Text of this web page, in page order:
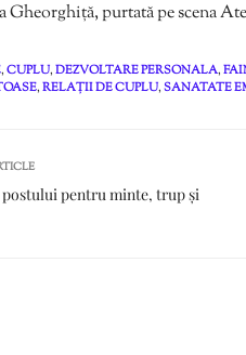
purtată pe scena
,CUPLU,DEZVOLTARE PERSONALA,
,RELAȚII DE CUPLU,SANATATE
pentru minte, trup și